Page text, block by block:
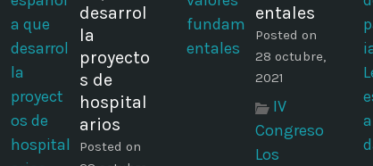
desarrol
la
proyecto
s de
hospital
arios
Posted on
entales
Posted on
28 octubre,
2021
IV
Congreso
Los